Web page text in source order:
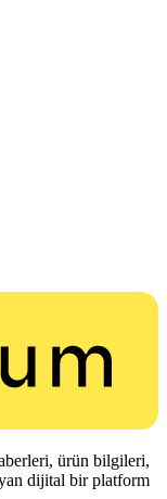
ürün bilgileri,
dijital bir platform